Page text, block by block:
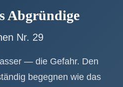
Abgründige
Nr. 29
— die Gefahr. Den
begegnen wie das